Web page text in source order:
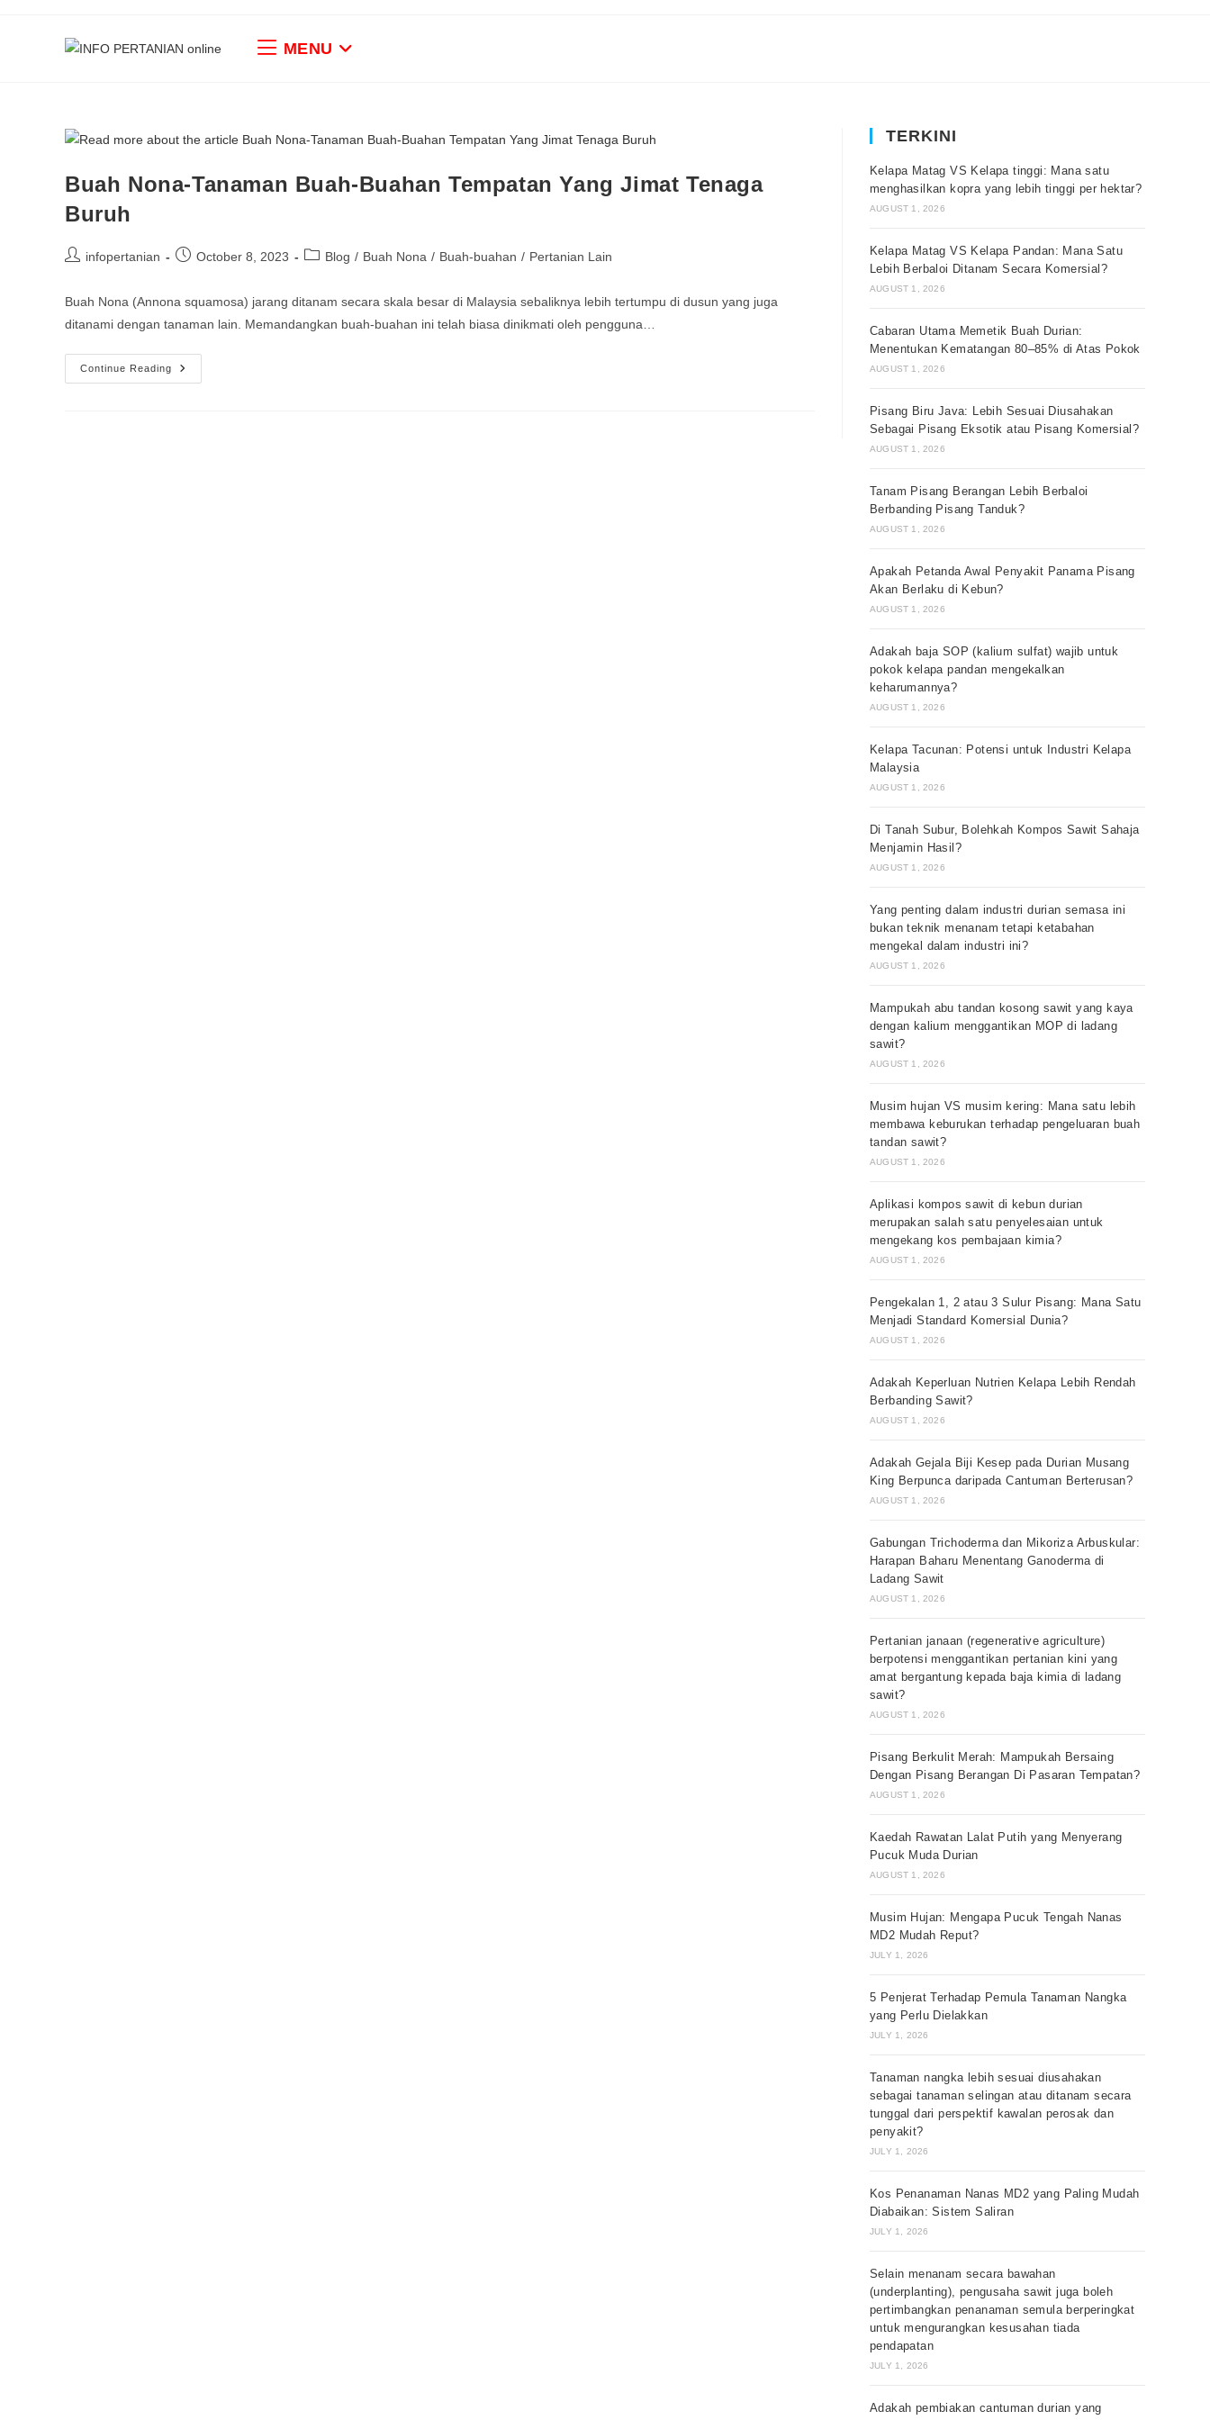
MENU
Buah Nona-Tanaman Buah-Buahan Tempatan Yang Jimat Tenaga
Buruh
infopertanian October 8, 2023 Blog / Buah Nona / Buah-buahan / Pertanian Lain
Buah Nona (Annona squamosa) jarang ditanam secara skala besar di Malaysia sebaliknya lebih tertumpu di dusun yang juga
ditanami dengan tanaman lain. Memandangkan buah-buahan ini telah biasa dinikmati oleh pengguna…
Continue Reading
TERKINI
Kelapa Matag VS Kelapa tinggi: Mana satu
menghasilkan kopra yang lebih tinggi per hektar?
AUGUST 1, 2026
Kelapa Matag VS Kelapa Pandan: Mana Satu
Lebih Berbaloi Ditanam Secara Komersial?
AUGUST 1, 2026
Cabaran Utama Memetik Buah Durian:
Menentukan Kematangan 80–85% di Atas Pokok
AUGUST 1, 2026
Pisang Biru Java: Lebih Sesuai Diusahakan
Sebagai Pisang Eksotik atau Pisang Komersial?
AUGUST 1, 2026
Tanam Pisang Berangan Lebih Berbaloi
Berbanding Pisang Tanduk?
AUGUST 1, 2026
Apakah Petanda Awal Penyakit Panama Pisang
Akan Berlaku di Kebun?
AUGUST 1, 2026
Adakah baja SOP (kalium sulfat) wajib untuk
pokok kelapa pandan mengekalkan
keharumannya?
AUGUST 1, 2026
Kelapa Tacunan: Potensi untuk Industri Kelapa
Malaysia
AUGUST 1, 2026
Di Tanah Subur, Bolehkah Kompos Sawit Sahaja
Menjamin Hasil?
AUGUST 1, 2026
Yang penting dalam industri durian semasa ini
bukan teknik menanam tetapi ketabahan
mengekal dalam industri ini?
AUGUST 1, 2026
Mampukah abu tandan kosong sawit yang kaya
dengan kalium menggantikan MOP di ladang
sawit?
AUGUST 1, 2026
Musim hujan VS musim kering: Mana satu lebih
membawa keburukan terhadap pengeluaran buah
tandan sawit?
AUGUST 1, 2026
Aplikasi kompos sawit di kebun durian
merupakan salah satu penyelesaian untuk
mengekang kos pembajaan kimia?
AUGUST 1, 2026
Pengekalan 1, 2 atau 3 Sulur Pisang: Mana Satu
Menjadi Standard Komersial Dunia?
AUGUST 1, 2026
Adakah Keperluan Nutrien Kelapa Lebih Rendah
Berbanding Sawit?
AUGUST 1, 2026
Adakah Gejala Biji Kesep pada Durian Musang
King Berpunca daripada Cantuman Berterusan?
AUGUST 1, 2026
Gabungan Trichoderma dan Mikoriza Arbuskular:
Harapan Baharu Menentang Ganoderma di
Ladang Sawit
AUGUST 1, 2026
Pertanian janaan (regenerative agriculture)
berpotensi menggantikan pertanian kini yang
amat bergantung kepada baja kimia di ladang
sawit?
AUGUST 1, 2026
Pisang Berkulit Merah: Mampukah Bersaing
Dengan Pisang Berangan Di Pasaran Tempatan?
AUGUST 1, 2026
Kaedah Rawatan Lalat Putih yang Menyerang
Pucuk Muda Durian
AUGUST 1, 2026
Musim Hujan: Mengapa Pucuk Tengah Nanas
MD2 Mudah Reput?
JULY 1, 2026
5 Penjerat Terhadap Pemula Tanaman Nangka
yang Perlu Dielakkan
JULY 1, 2026
Tanaman nangka lebih sesuai diusahakan
sebagai tanaman selingan atau ditanam secara
tunggal dari perspektif kawalan perosak dan
penyakit?
JULY 1, 2026
Kos Penanaman Nanas MD2 yang Paling Mudah
Diabaikan: Sistem Saliran
JULY 1, 2026
Selain menanam secara bawahan
(underplanting), pengusaha sawit juga boleh
pertimbangkan penanaman semula berperingkat
untuk mengurangkan kesusahan tiada
pendapatan
JULY 1, 2026
Adakah pembiakan cantuman durian yang